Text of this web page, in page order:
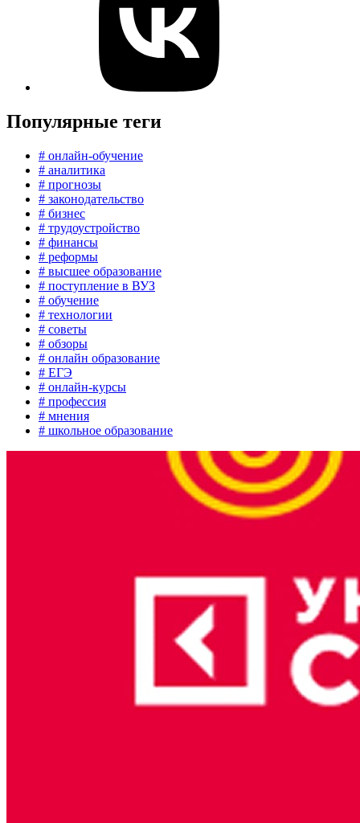
Популярные теги
# онлайн-обучение
# аналитика
# прогнозы
# законодательство
# бизнес
# трудоустройство
# финансы
# реформы
# высшее образование
# поступление в ВУЗ
# обучение
# технологии
# советы
# обзоры
# онлайн образование
# ЕГЭ
# онлайн-курсы
# профессия
# мнения
# школьное образование